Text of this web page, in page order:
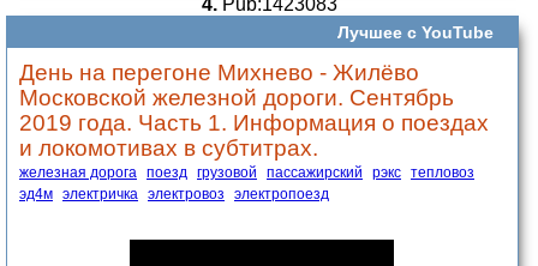
4.Pub:1423083
Лучшее с YouTube
День на перегоне Михнево - Жилёво
Московской железной дороги. Сентябрь
2019 года. Часть 1. Информация о поездах
и локомотивах в субтитрах.
железная дорога поезд грузовой пассажирский рэкс тепловоз
эд4м электричка электровоз электропоезд